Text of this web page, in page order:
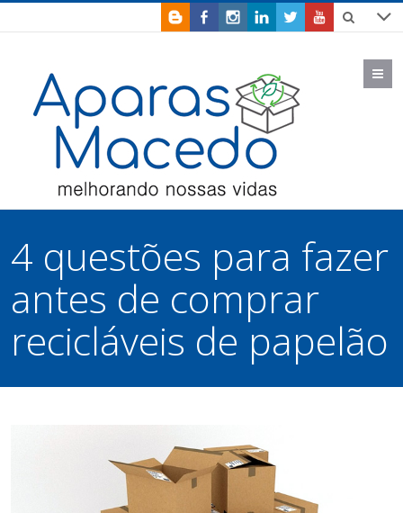
4 questões para fazer
antes de comprar
recicláveis de papelão